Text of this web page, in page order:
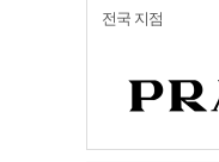
전국 지점